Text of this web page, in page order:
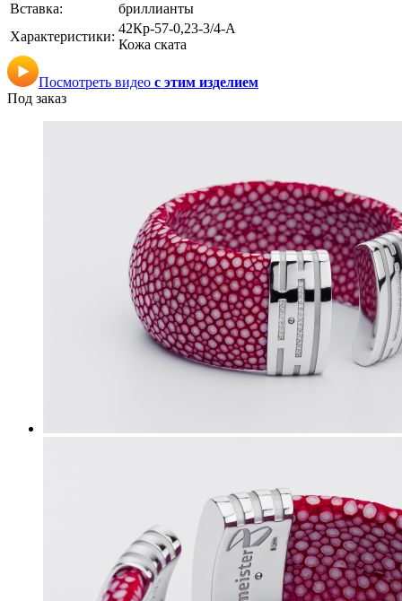
Вставка:
бриллианты
Характеристики:
42Кр-57-0,23-3/4-А
Кожа ската
Посмотреть видео с этим изделием
Под заказ